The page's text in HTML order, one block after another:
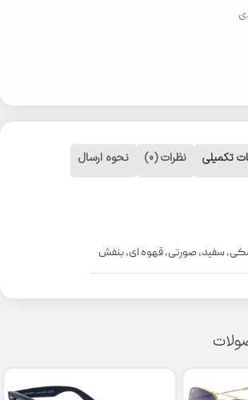
تکمیلی نظرات (0) نحوه ارسال
, سفید, صورتی,قهوه ای,بنفش